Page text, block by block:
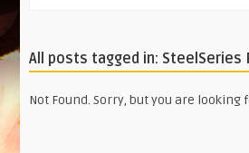
All posts tagged in: SteelSeries
Not Found. Sorry, but you are